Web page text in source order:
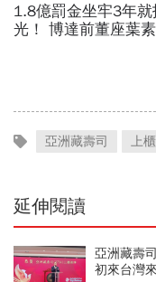
1.8億罰金坐牢3年就
光！ 博達前董座葉
亞洲藏壽司 上
延伸閱讀
亞洲藏壽
初來台灣